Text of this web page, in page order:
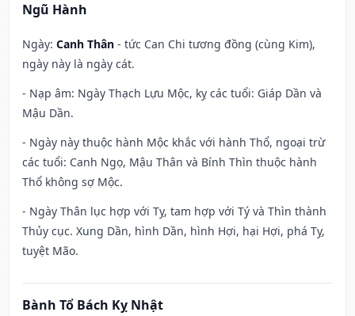
Ngũ Hành
Ngày: Canh Thân - tức Can Chi tương đồng (cùng Kim),
ngày này là ngày cát.
- Nạp âm: Ngày Thạch Lựu Mộc, kỵ các tuổi: Giáp Dần và
Mậu Dần.
- Ngày này thuộc hành Mộc khắc với hành Thổ, ngoại trừ
các tuổi: Canh Ngọ, Mậu Thân và Bính Thìn thuộc hành
Thổ không sợ Mộc.
- Ngày Thân lục hợp với Tỵ, tam hợp với Tý và Thìn thành
Thủy cục. Xung Dần, hình Dần, hình Hợi, hại Hợi, phá Tỵ,
tuyệt Mão.
Bành Tổ Bách Kỵ Nhật